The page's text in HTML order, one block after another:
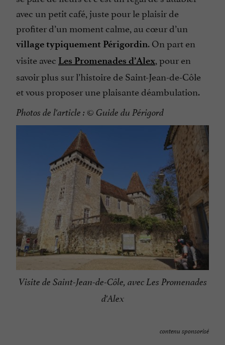
avec un petit café, juste pour le plaisir de
profiter d’un moment calme, au cœur d’un
village typiquement Périgordin. On part en
visite avec Les Promenades d’Alex, pour en
savoir plus sur l’histoire de Saint-Jean-de-Côle
et vous proposer une plaisante déambulation.
Photos de l'article : © Guide du Périgord
Visite de Saint-Jean-de-Côle, avec Les Promenades
d'Alex
contenu sponsorisé